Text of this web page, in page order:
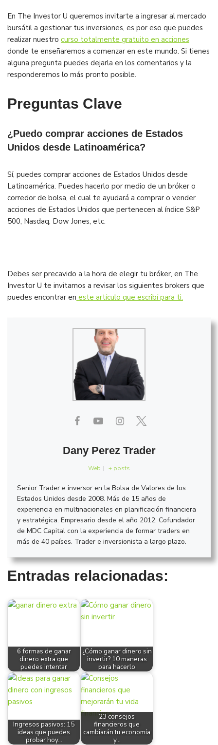
En The Investor U queremos invitarte a ingresar al mercado
bursátil a gestionar tus inversiones, es por eso que puedes
realizar nuestro curso totalmente gratuito en acciones
donde te enseñaremos a comenzar en este mundo. Si tienes
alguna pregunta puedes dejarla en los comentarios y la
responderemos lo más pronto posible.
Preguntas Clave
¿Puedo comprar acciones de Estados
Unidos desde Latinoamérica?
Sí, puedes comprar acciones de Estados Unidos desde
Latinoamérica. Puedes hacerlo por medio de un bróker o
corredor de bolsa, el cual te ayudará a comprar o vender
acciones de Estados Unidos que pertenecen al índice S&P
500, Nasdaq, Dow Jones, etc.
Debes ser precavido a la hora de elegir tu bróker, en The
Investor U te invitamos a revisar los siguientes brokers que
puedes encontrar en este artículo que escribí para ti.
Dany Perez Trader
Web | + posts
Senior Trader e inversor en la Bolsa de Valores de los
Estados Unidos desde 2008. Más de 15 años de
experiencia en multinacionales en planificación financiera
y estratégica. Empresario desde el año 2012. Cofundador
de MDC Capital con la experiencia de formar traders en
más de 40 países. Trader e inversionista a largo plazo.
Entradas relacionadas:
6 formas de ganar
dinero extra que
puedes intentar
¿Cómo ganar dinero sin
invertir? 10 maneras
para hacerlo
Ingresos pasivos: 15
ideas que puedes
probar hoy…
23 consejos
financieros que
cambiarán tu economía
y…